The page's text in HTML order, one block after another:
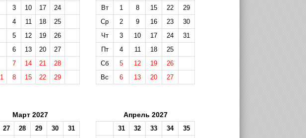
3 10 17
24
4 11 18
25
5 12 19
26
6 13 20
27
7 14 21
28
1 8 15 22 29
Вт
1 8 15 22
29
Ср
2 9 16 23
30
Чт
3 10 17 24
31
Пт
4 11 18
25
Сб
5 12 19
26
Вс
6 13 20 27
Март 2027
27 28 29 30
31
Апрель 2027
31 32 33 34
35